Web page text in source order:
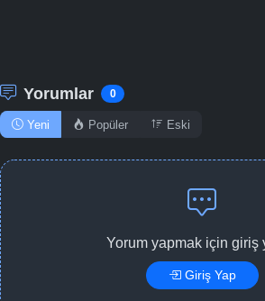
Yorumlar 0
Yeni Popüler Eski
Yorum yapmak için giriş
Giriş Yap